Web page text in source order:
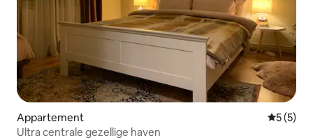
Appartement
5 (5)
Ultra centrale gezellige haven